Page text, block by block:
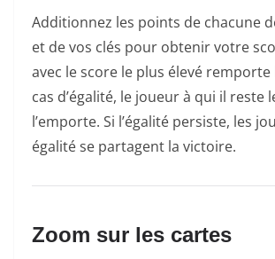
Additionnez les points de chacune
et de vos clés pour obtenir votre
avec le score le plus élevé remporte
cas d’égalité, le joueur à qui il reste
l’emporte. Si l’égalité persiste, les
égalité se partagent la victoire.
Zoom sur les cartes